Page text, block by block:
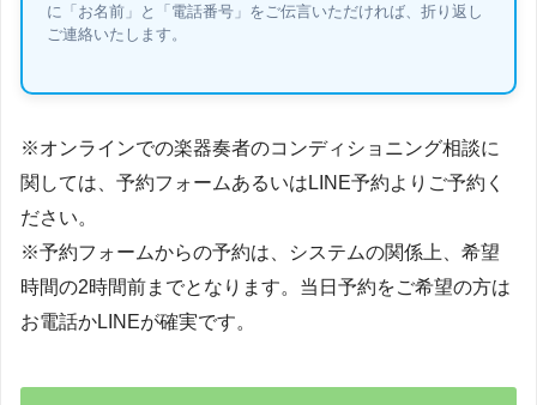
に「お名前」と「電話番号」をご伝言いただければ、折り返し
ご連絡いたします。
※オンラインでの楽器奏者のコンディショニング相談に
関しては、予約フォームあるいはLINE予約よりご予約く
ださい。
※予約フォームからの予約は、システムの関係上、希望
時間の2時間前までとなります。当日予約をご希望の方は
お電話かLINEが確実です。